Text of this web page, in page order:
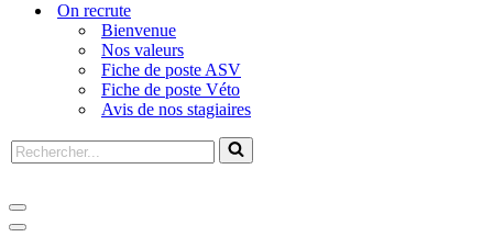
On recrute
Bienvenue
Nos valeurs
Fiche de poste ASV
Fiche de poste Véto
Avis de nos stagiaires